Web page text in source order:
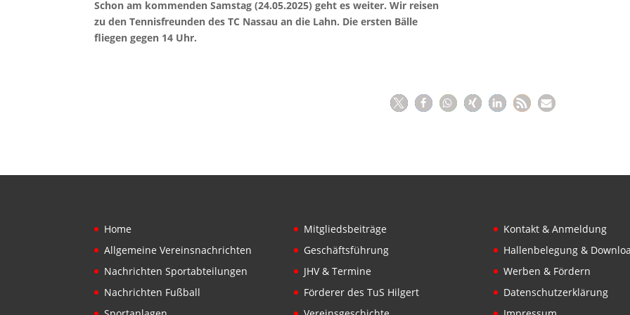
Schon am kommenden Samstag (24.05.2025) geht es weiter. Wir reisen
zu den Tennisfreunden des TC Nassau an die Lahn. Die ersten Bälle
fliegen gegen 14 Uhr.
Home
Allgemeine Vereinsnachrichten
Nachrichten Sportabteilungen
Nachrichten Fußball
Mitgliedsbeiträge
Geschäftsführung
JHV & Termine
Förderer des TuS Hilgert
Kontakt & Anmeldung
Hallenbelegung &
Werben & Fördern
Datenschutzerklärung